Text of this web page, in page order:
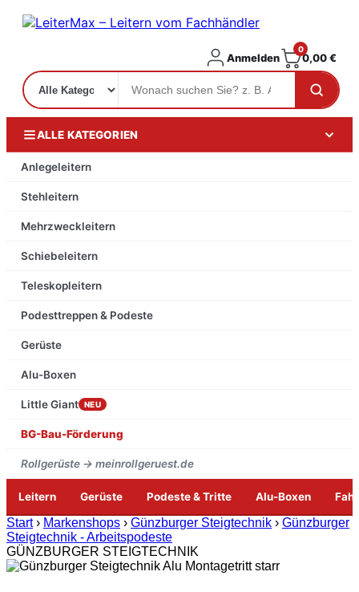
Anmelden
0
0,00€
ALLE KATEGORIEN
Anlegeleitern
Stehleitern
Mehrzweckleitern
Schiebeleitern
Teleskopleitern
Podesttreppen & Podeste
Gerüste
Alu-Boxen
Little Giant NEU
BG-Bau-Förderung
Rollgerüste → meinrollgeruest.de
Leitern Gerüste Podeste & Tritte Alu-Boxen
Zum
Inhalt
springen
Start › Markenshops › Günzburger Steigtechnik › Günzburger
Steigtechnik - Arbeitspodeste
GÜNZBURGER STEIGTECHNIK